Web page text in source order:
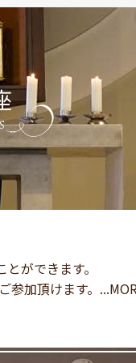
ができます。
参加頂けます。